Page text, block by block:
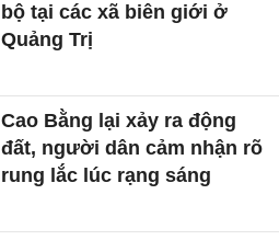
bộ tại các xã biên giới ở
Quảng Trị
Cao Bằng lại xảy ra động
đất, người dân cảm nhận rõ
rung lắc lúc rạng sáng